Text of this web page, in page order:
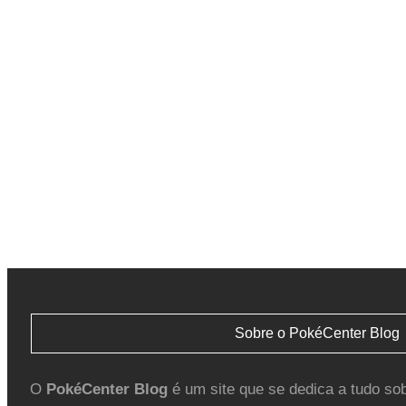
Sobre o PokéCenter Blog
O PokéCenter Blogé um site que se dedica a tudo